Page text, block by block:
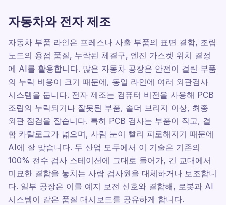
자동차와 전자 제조
자동차 부품 라인은 프레스나 사출 부품의 표면 결함, 조립
노드의 용접 품질, 누락된 체결구, 엔진 가스켓 위치 결정
에 AI를 활용합니다. 많은 자동차 공장은 안전이 걸린 부품
의 누락 비용이 크기 때문에, 동일 라인에 여러 외관검사
시스템을 둡니다. 전자 제조는 컴퓨터 비전을 사용해 PCB
조립의 누락되거나 잘못된 부품, 솔더 브리지 이상, 최종
외관 점검을 잡습니다. 특히 PCB 검사는 부품이 작고, 결
함 카탈로그가 넓으며, 사람 눈이 빨리 피로해지기 때문에
AI에 잘 맞습니다. 두 산업 모두에서 이 기술은 기존의
100% 전수 검사 스테이션에 그대로 들어가, 긴 교대에서
미묘한 결함을 놓치는 사람 검사원을 대체하거나 보조합니
다. 일부 공장은 이를 예지 보전 신호와 결합해, 로봇과 AI
시스템이 같은 품질 대시보드를 공유하게 합니다.